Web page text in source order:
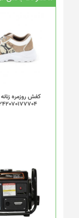
کفش روزمره